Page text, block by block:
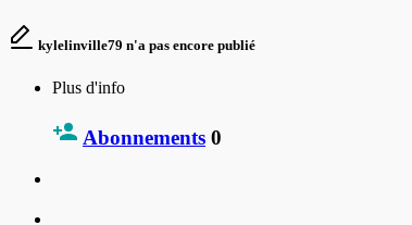
kylelinville79 n'a pas encore publié
Plus d'info
Abonnements 0